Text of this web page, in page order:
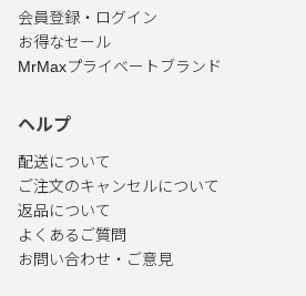
会員登録・ログイン
お得なセール
MrMaxプライベートブランド
ヘルプ
配送について
ご注文のキャンセルについて
返品について
よくあるご質問
お問い合わせ・ご意見